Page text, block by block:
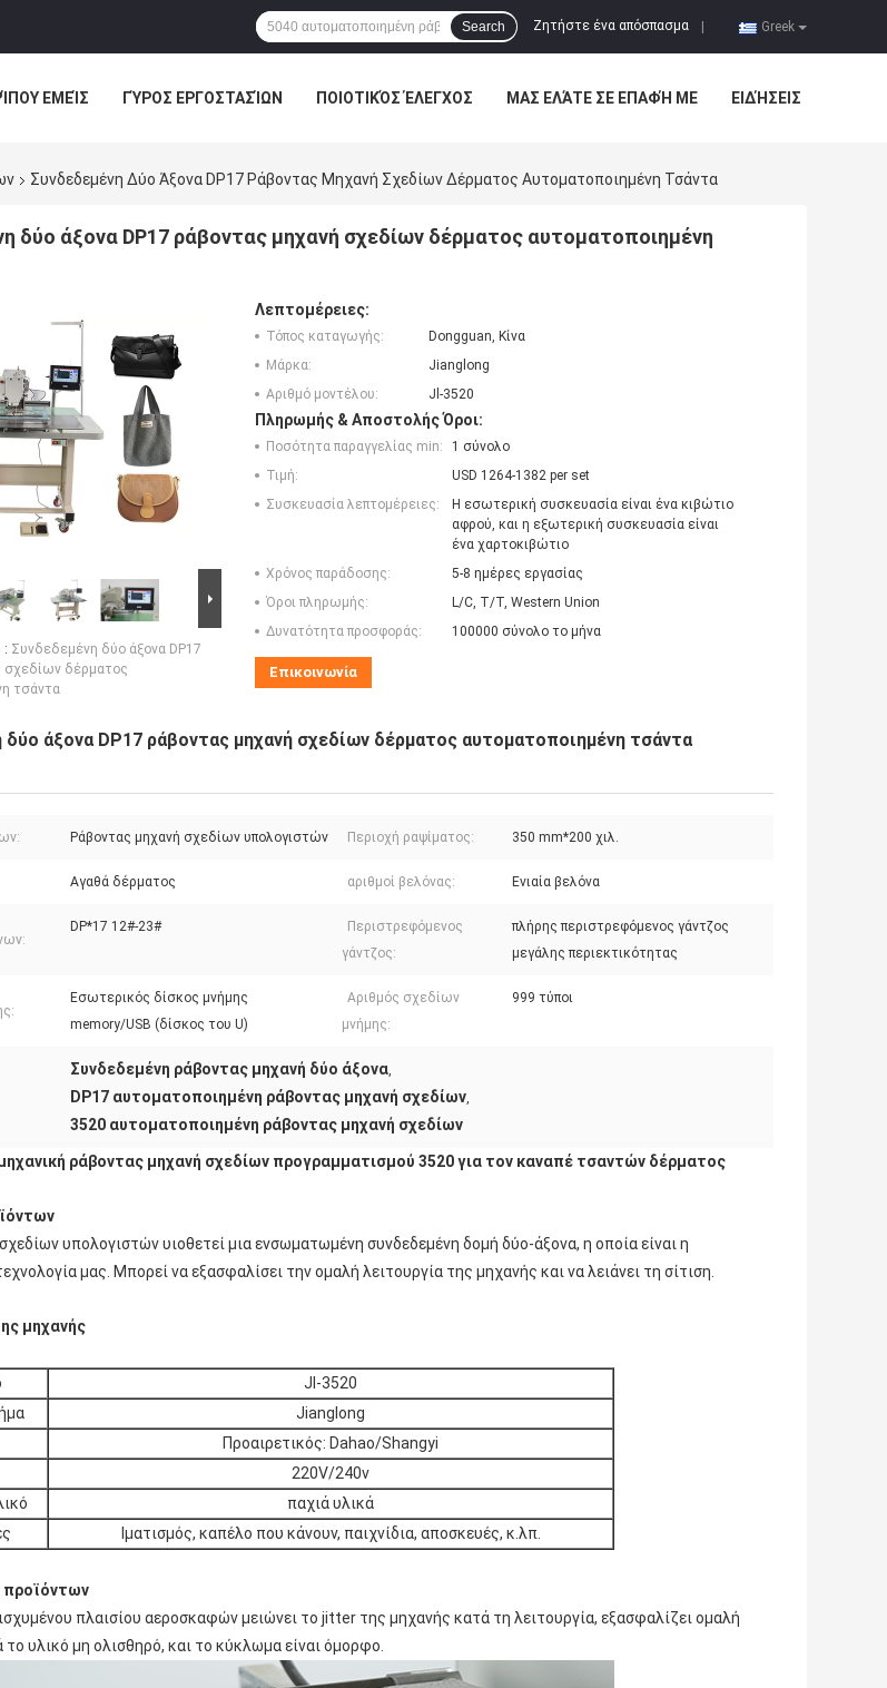
Greek
Ζητήστε ένα απόσπασμα
Search
ΕΜΕΊΣ ΓΎΡΟΣ ΕΡΓΟΣΤΑΣΊΩΝ ΠΟΙΟΤΙΚΌΣ ΈΛΕΓΧΟΣ ΜΑΣ ΕΛΆΤΕ ΣΕ ΕΠΑΦΉ ΜΕ ΕΙΔΉΣΕΙΣ
Συνδεδεμένη Δύο Άξονα DP17 Ράβοντας Μηχανή Σχεδίων Δέρματος Αυτοματοποιημένη Τσάντα
δύο άξονα DP17 ράβοντας μηχανή σχεδίων δέρματος αυτοματοποιημένη
: Συνδεδεμένη δύο άξονα DP17
σχεδίων δέρματος
τσάντα
Λεπτομέρειες:
Τόπος καταγωγής:
Dongguan, Κίνα
Μάρκα:
Jianglong
Αριθμό μοντέλου:
Jl-3520
Πληρωμής & Αποστολής Όροι:
Ποσότητα παραγγελίας min:
1 σύνολο
Τιμή:
USD 1264-1382 per set
Συσκευασία λεπτομέρειες:
Η εσωτερική συσκευασία είναι ένα κιβώτιο
αφρού, και η εξωτερική συσκευασία είναι
ένα χαρτοκιβώτιο
Χρόνος παράδοσης:
5-8 ημέρες εργασίας
Όροι πληρωμής:
L/C, T/T, Western Union
Δυνατότητα προσφοράς:
100000 σύνολο το μήνα
Επικοινωνία
δύο άξονα DP17 ράβοντας μηχανή σχεδίων δέρματος αυτοματοποιημένη τσάντα
Ράβοντας μηχανή σχεδίων υπολογιστών Περιοχή ραψίματος: 350 mm*200 χιλ.
Αγαθά δέρματος αριθμοί βελόνας: Ενιαία βελόνα
DP*17 12#-23#
Περιστρεφόμενος
γάντζος:
πλήρης περιστρεφόμενος γάντζος
μεγάλης περιεκτικότητας
Εσωτερικός δίσκος μνήμης
memory/USB (δίσκος του U)
Αριθμός σχεδίων
μνήμης:
999 τύποι
Συνδεδεμένη ράβοντας μηχανή δύο άξονα,
DP17 αυτοματοποιημένη ράβοντας μηχανή σχεδίων,
3520 αυτοματοποιημένη ράβοντας μηχανή σχεδίων
ράβοντας μηχανή σχεδίων προγραμματισμού 3520 για τον καναπέ τσαντών δέρματος
υπολογιστών υιοθετεί μια ενσωματωμένη συνδεδεμένη δομή δύο-άξονα, η οποία είναι η
μας. Μπορεί να εξασφαλίσει την ομαλή λειτουργία της μηχανής και να λειάνει τη σίτιση.
μηχανής
Jl-3520
Jianglong
Προαιρετικός: Dahao/Shangyi
220V/240v
παχιά υλικά
Ιματισμός, καπέλο που κάνουν, παιχνίδια, αποσκευές, κ.λπ.
προϊόντων
πλαισίου αεροσκαφών μειώνει το jitter της μηχανής κατά τη λειτουργία, εξασφαλίζει ομαλή
το υλικό μη ολισθηρό, και το κύκλωμα είναι όμορφο.